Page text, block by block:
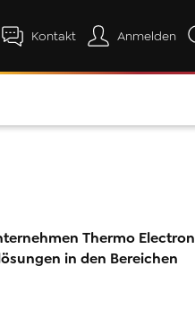
Kontakt Anmelden
Thermo Electron
in den Bereichen